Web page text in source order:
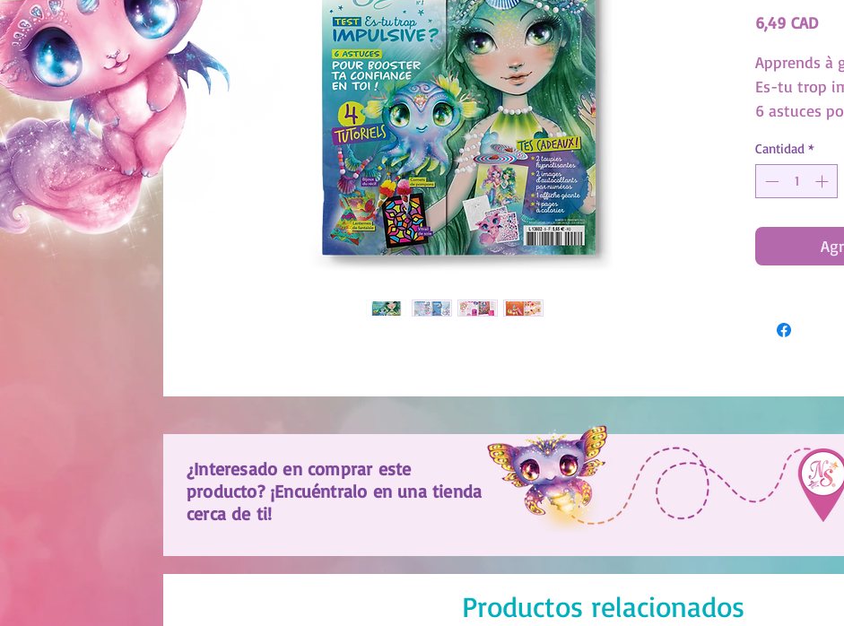
6,49 CAD
Apprends à
Es-tu trop
6 astuces
Tes
pages à
Cantidad *
¿Interesado en comprar este
producto? ¡Encuéntralo en una tienda
cerca de ti!
Productos relacionados